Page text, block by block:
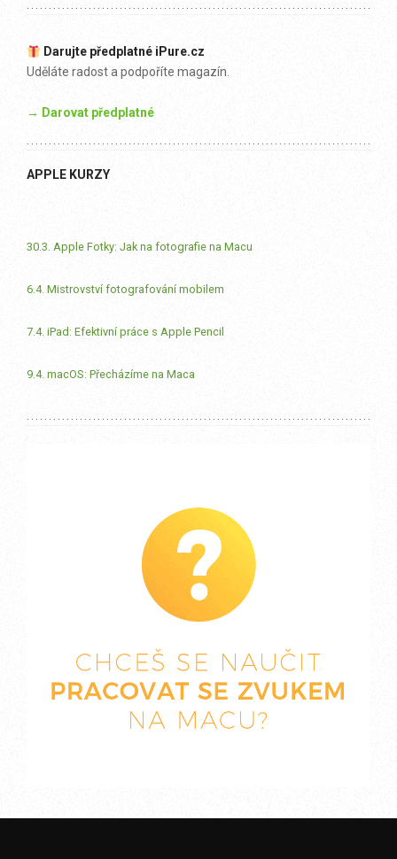
Darujte předplatné iPure.cz
Uděláte radost a podpoříte magazín.
→ Darovat předplatné
APPLE KURZY
30.3. Apple Fotky: Jak na fotografie na Macu
6.4. Mistrovství fotografování mobilem
7.4. iPad: Efektivní práce s Apple Pencil
9.4. macOS: Přecházíme na Maca